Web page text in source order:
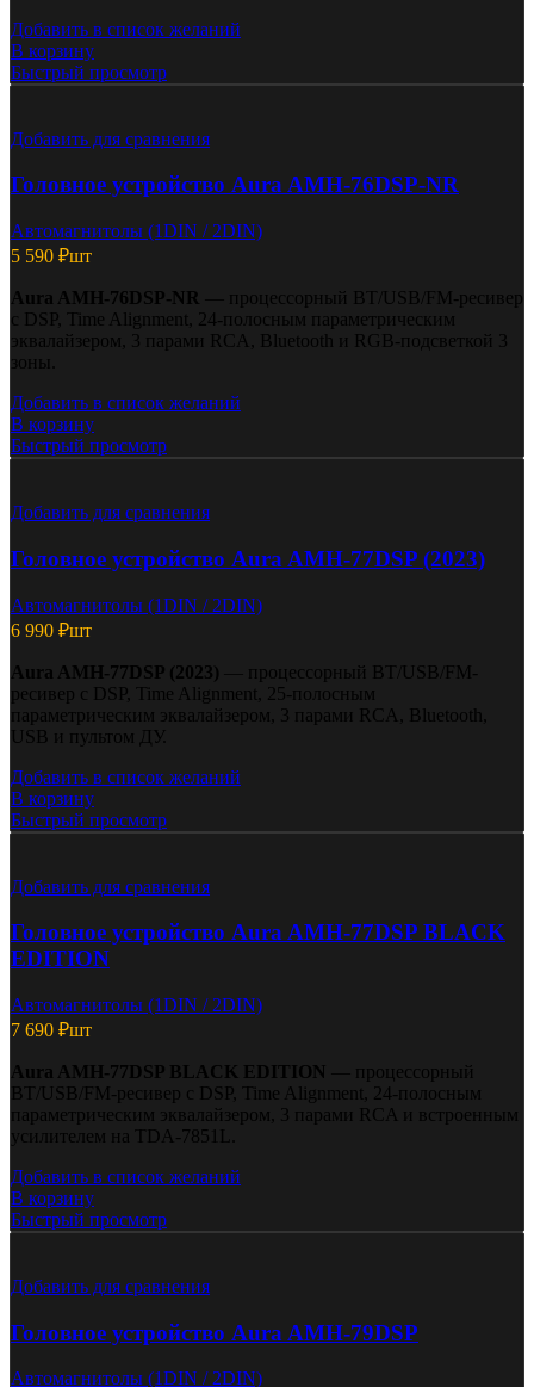
Добавить в список желаний
В корзину
Быстрый просмотр
Добавить для сравнения
Головное устройство Aura AMH-76DSP-NR
Автомагнитолы (1DIN / 2DIN)
5 590 ₽шт
Aura AMH-76DSP-NR
— процессорный BT/USB/FM-ресивер
с DSP, Time Alignment, 24-полосным параметрическим
эквалайзером, 3 парами RCA, Bluetooth и RGB-подсветкой 3
зоны.
Добавить в список желаний
В корзину
Быстрый просмотр
Добавить для сравнения
Головное устройство Aura AMH-77DSP (2023)
Автомагнитолы (1DIN / 2DIN)
6 990 ₽шт
Aura AMH-77DSP (2023) — процессорный BT/USB/FM-
ресивер с DSP, Time Alignment, 25-полосным
параметрическим эквалайзером, 3 парами RCA, Bluetooth,
USB и пультом ДУ.
Добавить в список желаний
В корзину
Быстрый просмотр
Добавить для сравнения
Головное устройство Aura AMH-77DSP BLACK
EDITION
Автомагнитолы (1DIN / 2DIN)
7 690 ₽шт
Aura AMH-77DSP BLACK EDITION
— процессорный
BT/USB/FM-ресивер с DSP, Time Alignment, 24-полосным
параметрическим эквалайзером, 3 парами RCA и встроенным
усилителем на TDA-7851L.
Добавить в список желаний
В корзину
Быстрый просмотр
Добавить для сравнения
Головное устройство Aura AMH-79DSP
Автомагнитолы (1DIN / 2DIN)